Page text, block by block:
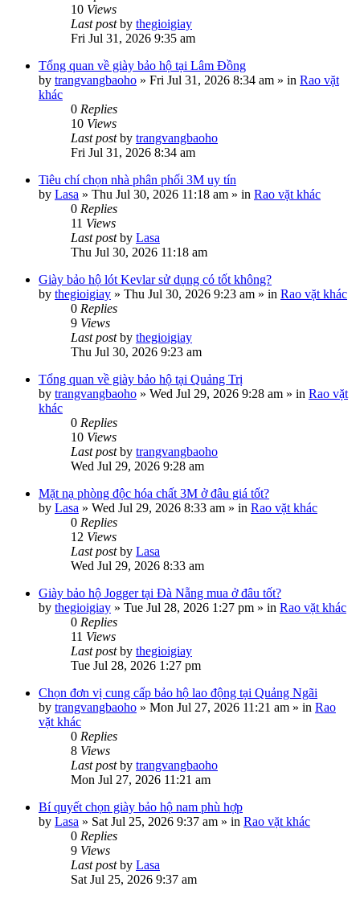
10 Views
Last postby thegioigiay
Fri Jul 31, 2026 9:35 am
Tổng quan về giày bảo hộ tại Lâm Đồng
by trangvangbaoho » Fri Jul 31, 2026 8:34 am » in Rao vặt
khác
0 Replies
10 Views
Last postby trangvangbaoho
Fri Jul 31, 2026 8:34 am
Tiêu chí chọn nhà phân phối 3M uy tín
by Lasa » Thu Jul 30, 2026 11:18 am » in Rao vặt khác
0 Replies
11 Views
Last postby Lasa
Thu Jul 30, 2026 11:18 am
Giày bảo hộ lót Kevlar sử dụng có tốt không?
by thegioigiay » Thu Jul 30, 2026 9:23 am » in Rao vặt khác
0 Replies
9 Views
Last postby thegioigiay
Thu Jul 30, 2026 9:23 am
Tổng quan về giày bảo hộ tại Quảng Trị
by trangvangbaoho » Wed Jul 29, 2026 9:28 am » in Rao vặt
khác
0 Replies
10 Views
Last postby trangvangbaoho
Wed Jul 29, 2026 9:28 am
Mặt nạ phòng độc hóa chất 3M ở đâu giá tốt?
by Lasa » Wed Jul 29, 2026 8:33 am » in Rao vặt khác
0 Replies
12 Views
Last postby Lasa
Wed Jul 29, 2026 8:33 am
Giày bảo hộ Jogger tại Đà Nẵng mua ở đâu tốt?
by thegioigiay » Tue Jul 28, 2026 1:27 pm » in Rao vặt khác
0 Replies
11 Views
Last postby thegioigiay
Tue Jul 28, 2026 1:27 pm
Chọn đơn vị cung cấp bảo hộ lao động tại Quảng Ngãi
by trangvangbaoho » Mon Jul 27, 2026 11:21 am » in Rao
vặt khác
0 Replies
8 Views
Last postby trangvangbaoho
Mon Jul 27, 2026 11:21 am
Bí quyết chọn giày bảo hộ nam phù hợp
by Lasa » Sat Jul 25, 2026 9:37 am » in Rao vặt khác
0 Replies
9 Views
Last postby Lasa
Sat Jul 25, 2026 9:37 am